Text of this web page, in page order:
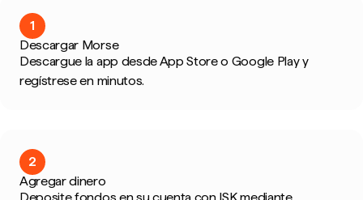
1
Descargar Morse
Descargue la app desde App Store o Google Play y
regístrese en minutos.
2
Agregar dinero